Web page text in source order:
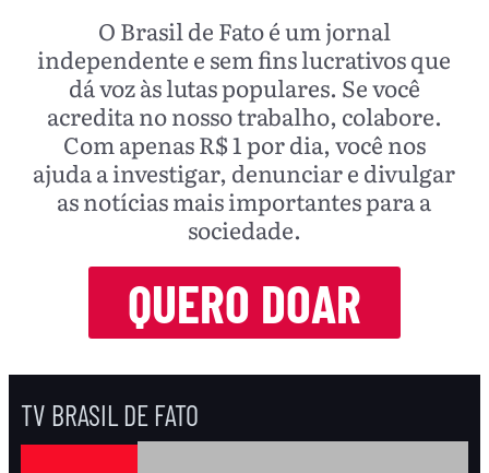
O Brasil de Fato é um jornal
independente e sem fins lucrativos que
dá voz às lutas populares. Se você
acredita no nosso trabalho, colabore.
Com apenas R$ 1 por dia, você nos
ajuda a investigar, denunciar e divulgar
as notícias mais importantes para a
sociedade.
QUERO DOAR
TV BRASIL DE FATO